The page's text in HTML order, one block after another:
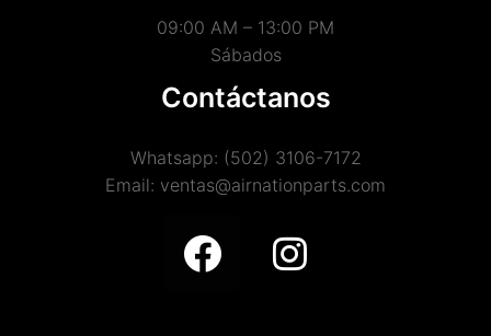
09:00 AM – 13:00 PM
Sábados
Contáctanos
Whatsapp: (502) 3106-7172
Email: ventas@airnationparts.com